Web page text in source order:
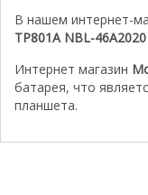
В нашем интернет-
TP801A NBL-
Интернет магазин
батарея, что
планшета.